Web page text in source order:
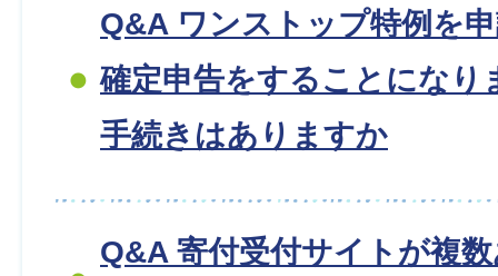
Q&A ワンストップ特例を
確定申告をすることになり
手続きはありますか
Q&A 寄付受付サイトが複